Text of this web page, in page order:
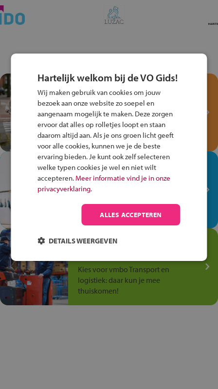
Test je kennis met het
Fiets Veilig
Verkeersspel!
Speel het Fiets Veilig Verkeersspel
en win een Cortina-fiets!
In de winkel ben je op je
plek!
Ontdek via het vmbo jouw talent
op de winkelvloer, waar elke dag
anders is!
Jouw talent in de
Kies voor vmbo Transport en
logistiek: daar kun je mee
thuiskomen!
Hartelijk welkom bij de VO Gids!
Wij maken gebruik van cookies om jouw
bezoek aan onze website zo soepel en
aangenaam mogelijk te maken. Deze zorgen
ervoor dat alles op rolletjes loopt en staan
daarom altijd aan. Als je ons groen licht geeft
voor alle cookies, kunnen we je de beste
ervaring bieden. Je kunt ook zelf selecteren
welke typen cookies je wel en niet wilt
accepteren. Meer informatie vind je in onze
privacyverklaring.
ALLES ACCEPTEREN
DETAILS WEERGEVEN